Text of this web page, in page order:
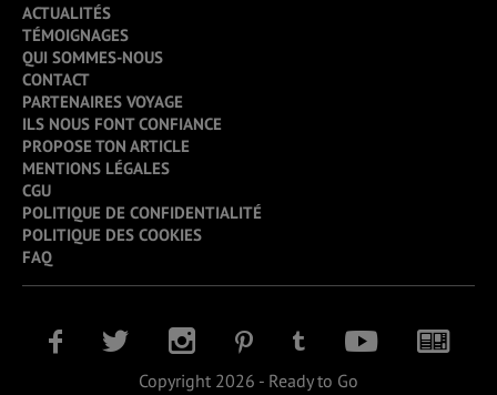
ACTUALITÉS
TÉMOIGNAGES
QUI SOMMES-NOUS
CONTACT
PARTENAIRES VOYAGE
ILS NOUS FONT CONFIANCE
PROPOSE TON ARTICLE
MENTIONS LÉGALES
CGU
POLITIQUE DE CONFIDENTIALITÉ
POLITIQUE DES COOKIES
FAQ
Copyright 2026 - Ready to Go